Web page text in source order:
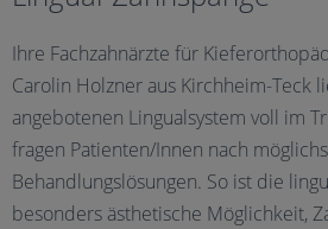
Ihre Fachzahnärzte für
Carolin Holzner aus Kirchheim-Teck
angebotenen Lingualsystem voll im
fragen Patienten/Innen nach
Behandlungslösungen. So ist die
besonders ästhetische Möglichkeit,